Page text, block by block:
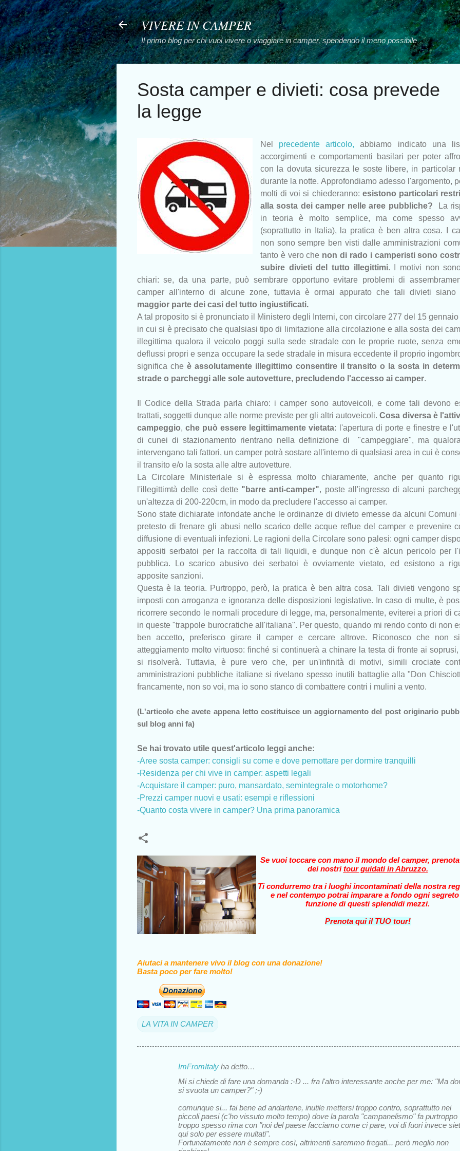
Passa ai contenuti principali
VIVERE IN CAMPER
Il primo blog per chi vuol vivere o viaggiare in camper, spendendo il meno possibile
Sosta camper e divieti: cosa prevede
la legge
Nel precedente articolo, abbiamo indicato una
accorgimenti e comportamenti basilari per poter
con la dovuta sicurezza le soste libere, in particolar
durante la notte. Approfondiamo adesso l'argomento,
molti di voi si chiederanno: esistono particolari
alla sosta dei camper nelle aree pubbliche? La
in teoria è molto semplice, ma come spesso
(soprattutto in Italia), la pratica è ben altra cosa. I
non sono sempre ben visti dalle amministrazioni
tanto è vero che non di rado i camperisti sono
subire divieti del tutto illegittimi. I motivi non
chiari: se, da una parte, può sembrare opportuno evitare problemi di
camper all'interno di alcune zone, tuttavia è ormai appurato che tali divieti siano
maggior parte dei casi del tutto ingiustificati.
A tal proposito si è pronunciato il Ministero degli Interni, con circolare 277 del 15 gennaio
in cui si è precisato che qualsiasi tipo di limitazione alla circolazione e alla sosta dei
illegittima qualora il veicolo poggi sulla sede stradale con le proprie ruote, senza
deflussi propri e senza occupare la sede stradale in misura eccedente il proprio
significa che è assolutamente illegittimo consentire il transito o la sosta in
strade o parcheggi alle sole autovetture, precludendo l'accesso ai camper.
Il Codice della Strada parla chiaro: i camper sono autoveicoli, e come tali devono
trattati, soggetti dunque alle norme previste per gli altri autoveicoli.Cosa diversa è
campeggio,che può essere legittimamente vietata: l'apertura di porte e finestre e
di cunei di stazionamento rientrano nella definizione di "campeggiare", ma
intervengano tali fattori, un camper potrà sostare all'interno di qualsiasi area in cui è
il transito e/o la sosta alle altre autovetture.
La Circolare Ministeriale si è espressa molto chiaramente, anche per quanto
l'illegittimtà delle così dette "barre anti-camper", poste all'ingresso di alcuni
un'altezza di 200-220cm, in modo da precludere l'accesso ai camper.
Sono state dichiarate infondate anche le ordinanze di divieto emesse da alcuni Comuni
pretesto di frenare gli abusi nello scarico delle acque reflue del camper e prevenire
diffusione di eventuali infezioni. Le ragioni della Circolare sono palesi: ogni camper
appositi serbatoi per la raccolta di tali liquidi, e dunque non c'è alcun pericolo per
pubblica. Lo scarico abusivo dei serbatoi è ovviamente vietato, ed esistono a
apposite sanzioni.
Questa è la teoria. Purtroppo, però, la pratica è ben altra cosa. Tali divieti vengono
imposti con arroganza e ignoranza delle disposizioni legislative. In caso di multe, è
ricorrere secondo le normali procedure di legge, ma, personalmente, eviterei a priori di
in queste "trappole burocratiche all'italiana". Per questo, quando mi rendo conto di non
ben accetto, preferisco girare il camper e cercare altrove. Riconosco che non
atteggiamento molto virtuoso: finché si continuerà a chinare la testa di fronte ai
si risolverà. Tuttavia, è pure vero che, per un'infinità di motivi, simili crociate
amministrazioni pubbliche italiane si rivelano spesso inutili battaglie alla "Don
francamente, non so voi, ma io sono stanco di combattere contri i mulini a vento.
(L'articolo che avete appena letto costituisce un aggiornamento del post originario
sul blog anni fa)
Se hai trovato utile quest'articolo leggi anche:
-Aree sosta camper: consigli su come e dove pernottare per dormire tranquilli
-Residenza per chi vive in camper: aspetti legali
-Acquistare il camper: puro, mansardato, semintegrale o motorhome?
-Prezzi camper nuovi e usati: esempi e riflessioni
-Quanto costa vivere in camper? Una prima panoramica
Se vuoi toccare con mano il mondo del camper,
dei nostritour guidati in Abruzzo.
Ti condurremo tra i luoghi incontaminati della nostra
e nel contempo potrai imparare a fondo ogni segreto
funzione di questi splendidi mezzi.
Prenota qui il TUO tour!
Aiutaci a mantenere vivo il blog con una donazione!
Basta poco per fare molto!
LA VITA IN CAMPER
ImFromItaly ha detto…
Mi si chiede di fare una domanda :-D ... fra l'altro interessante anche per me: "Ma
si svuota un camper?" ;-)
comunque si... fai bene ad andartene, inutile mettersi troppo contro, soprattutto nei
piccoli paesi (c'ho vissuto molto tempo) dove la parola "campanelismo" fa purtroppo
troppo spesso rima con "noi del paese facciamo come ci pare, voi di fuori invece
qui solo per essere multati".
Fortunatamente non è sempre così, altrimenti saremmo fregati... però meglio non